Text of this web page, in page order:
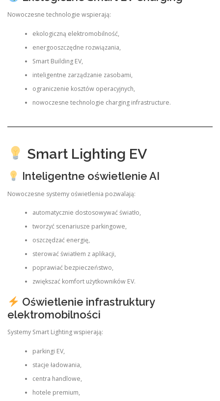
Nowoczesne technologie wspierają:
ekologiczną elektromobilność,
energooszczędne rozwiązania,
Smart Building EV,
inteligentne zarządzanie zasobami,
ograniczenie kosztów operacyjnych,
nowoczesne technologie charging infrastructure.
Smart Lighting EV
Inteligentne oświetlenie AI
Nowoczesne systemy oświetlenia pozwalają:
automatycznie dostosowywać światło,
tworzyć scenariusze parkingowe,
oszczędzać energię,
sterować światłem z aplikacji,
poprawiać bezpieczeństwo,
zwiększać komfort użytkowników EV.
Oświetlenie infrastruktury
elektromobilności
Systemy Smart Lighting wspierają:
parkingi EV,
stacje ładowania,
centra handlowe,
hotele premium,